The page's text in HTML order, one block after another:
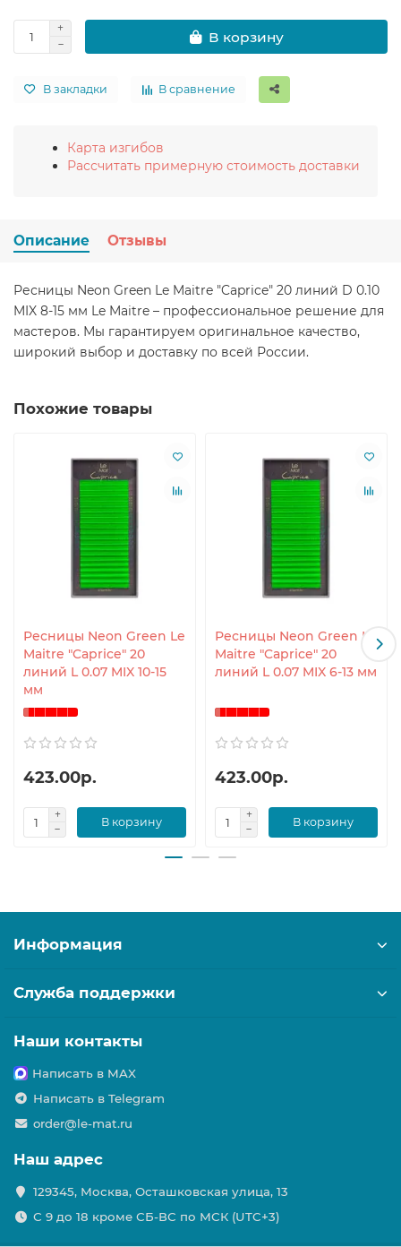
В корзину
В закладки В сравнение
Карта изгибов
Рассчитать примерную стоимость доставки
Описание Отзывы
Ресницы Neon Green Le Maitre "Caprice" 20 линий D 0.10
MIX 8-15 мм Le Maitre – профессиональное решение для
мастеров. Мы гарантируем оригинальное качество,
широкий выбор и доставку по всей России.
Похожие товары
Ресницы Neon Green Le
Maitre "Caprice" 20
линий L 0.07 MIX 10-15
мм
423.00р.
В корзину
Ресницы Neon Green Le
Maitre "Caprice" 20
линий L 0.07 MIX 6-13 мм
423.00р.
В корзину
Информация
Служба поддержки
Наши контакты
Написать в MAX
Написать в Telegram
order@le-mat.ru
Наш адрес
129345, Москва, Осташковская улица, 13
С 9 до 18 кроме СБ-ВС по МСК (UTC+3)